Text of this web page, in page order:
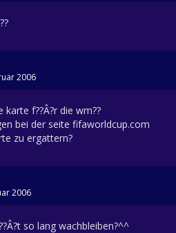
2006
f??Â?r die wm??
bei der seite fifaworldcup.com
zu ergattern?
2006
so lang wachbleiben?^^